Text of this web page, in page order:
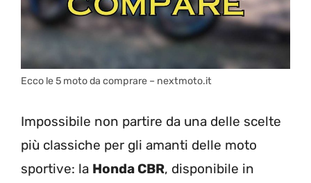
Ecco le 5 moto da comprare – nextmoto.it
Impossibile non partire da una delle scelte
più classiche per gli amanti delle moto
sportive: la Honda CBR, disponibile in